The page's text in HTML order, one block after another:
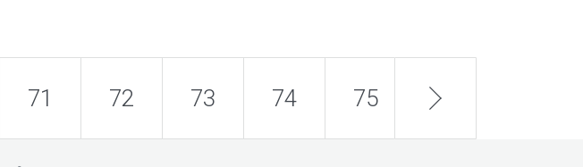
71 72 73 74 75 76
next